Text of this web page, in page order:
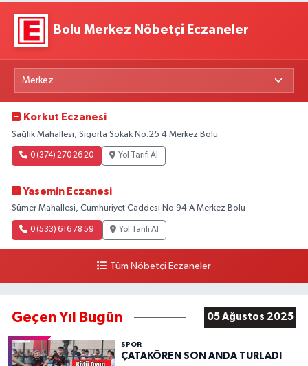
Bolu Merkez Nöbetçi Eczaneler
Korkut Eczanesi
Sağlık Mahallesi, Sigorta Sokak No:25 4 Merkez Bolu
0 (374) 270 26 20 Yol Tarifi Al
Yasemin Eczanesi
Sümer Mahallesi, Cumhuriyet Caddesi No:94 A Merkez Bolu
0 (533) 616 78 59 Yol Tarifi Al
Tüm Nöbetçi Eczaneler
Geçen Yıl Bugün 05 Ağustos 2025
SPOR
ÇATAKÖREN SON ANDA TURLADI